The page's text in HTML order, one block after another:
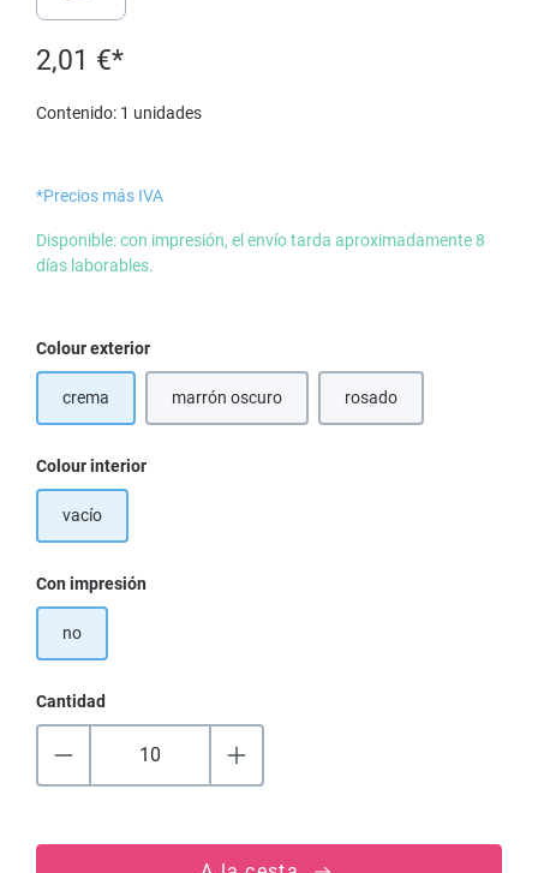
2,01 €*
Contenido: 1 unidades
*Precios más IVA
Disponible: con impresión, el envío tarda aproximadamente 8
días laborables.
Seleccione
Colour exterior
crema marrón oscuro rosado
Seleccione
Colour interior
vacío
Seleccione
Con impresión
no
Cantidad